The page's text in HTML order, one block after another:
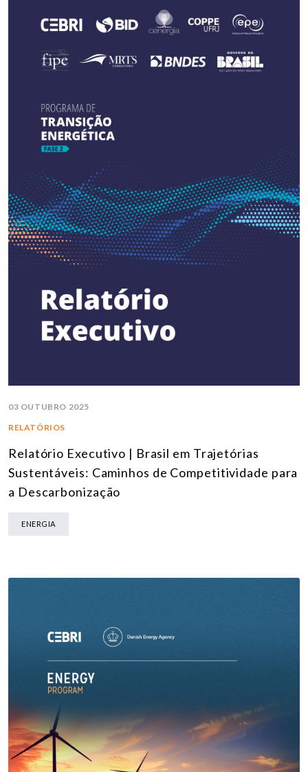
03 OUTUBRO 2025
RELATÓRIOS
Relatório Executivo | Brasil em Trajetórias
Sustentáveis: Caminhos de Competitividade para
a Descarbonização
ENERGIA